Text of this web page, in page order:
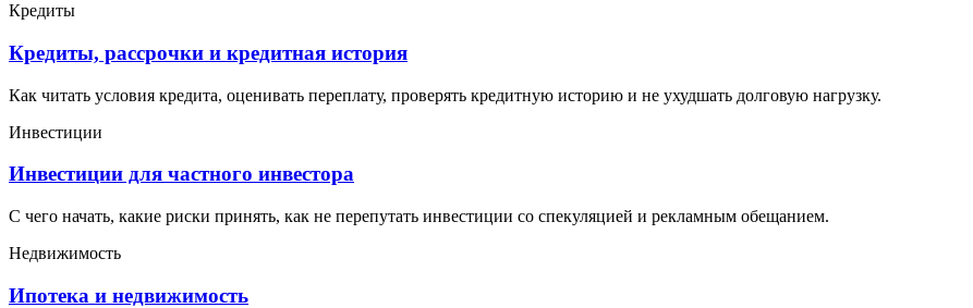
Кредиты
Кредиты, рассрочки и кредитная история
Как читать условия кредита, оценивать переплату, проверять кредитную историю и не ухудшать долговую нагрузку.
Инвестиции
Инвестиции для частного инвестора
С чего начать, какие риски принять, как не перепутать инвестиции со спекуляцией и рекламным обещанием.
Недвижимость
Ипотека и недвижимость